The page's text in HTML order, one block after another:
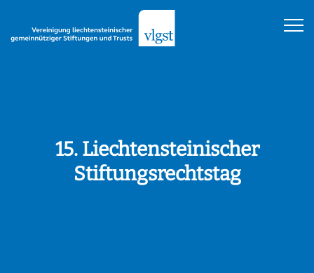
15. Liechtensteinischer
Stiftungsrechtstag